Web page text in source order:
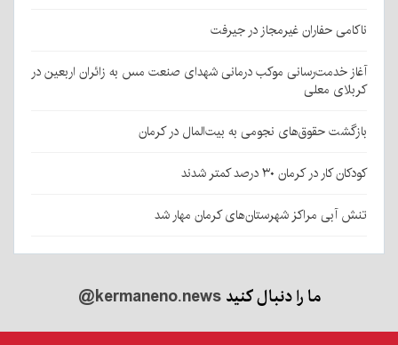
ناکامی حفاران غیرمجاز در جیرفت
آغاز خدمت‌رسانی موکب درمانی شهدای صنعت مس به زائران اربعین در
کربلای معلی
بازگشت حقوق‌های نجومی به بیت‌المال در کرمان
کودکان کار در کرمان ۳۰ درصد کمتر شدند
تنش آبی مراکز شهرستان‌های کرمان مهار شد
ما را دنبال کنید@kermaneno.news